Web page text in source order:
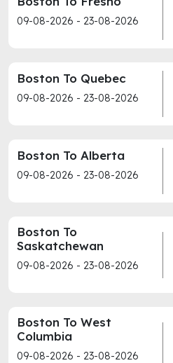
09-08-2026 - 23-08-2026
Boston To Quebec
09-08-2026 - 23-08-2026
Boston To Alberta
09-08-2026 - 23-08-2026
Boston To
Saskatchewan
09-08-2026 - 23-08-2026
Boston To West
Columbia
09-08-2026 - 23-08-2026